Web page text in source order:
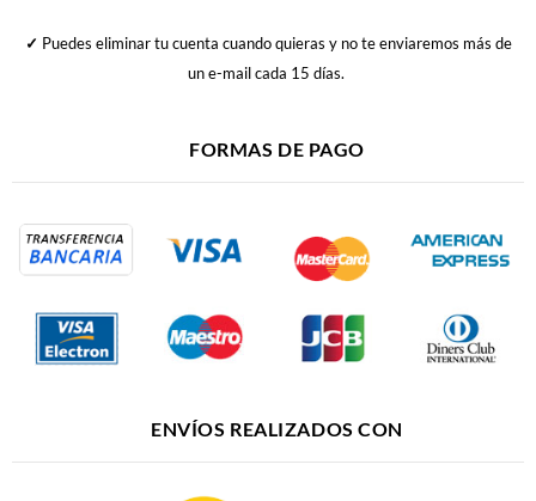
✓ Puedes eliminar tu cuenta cuando quieras y no te enviaremos más de
un e-mail cada 15 días.
FORMAS DE PAGO
ENVÍOS REALIZADOS CON